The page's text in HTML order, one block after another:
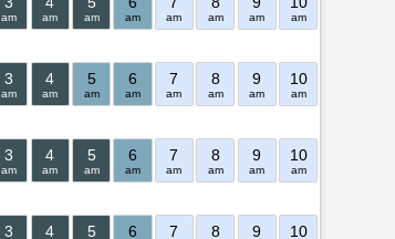
am am am am am am am am
3
am
4
am
5
am
6
am
7
am
8
am
9
am
10
am
3
am
4
am
5
am
6
am
7
am
8
am
9
am
10
am
3 4 5 6 7 8 9 10